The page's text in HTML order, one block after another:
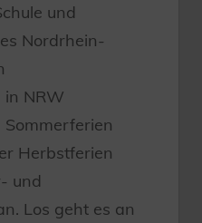
und
Nordrhein-
in NRW
Herbstferien
und
Los geht es an